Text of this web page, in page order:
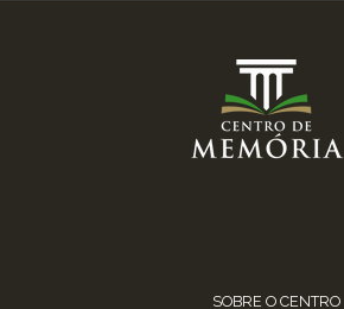
SOBRE O CENTRO